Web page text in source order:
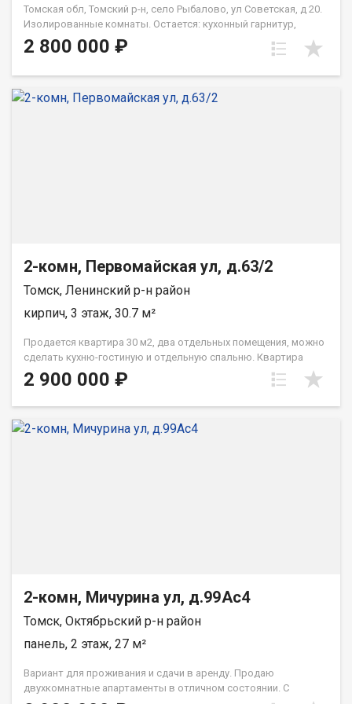
Томская обл, Томский р-н, село Рыбалово, ул Советская, д 20.
Изолированные комнаты. Остается: кухонный гарнитур,
электроплита, стол рабочий и обеденный 2 шкафа-купе,
диван, стенка горка, бойлер и система очистки воды.
2 800 000 ₽
2-комн, Первомайская ул, д.63/2
Томск, Ленинский р-н район
кирпич, 3 этаж, 30.7 м²
Продается квартира 30 м2, два отдельных помещения, можно
сделать кухню-гостиную и отдельную спальню. Квартира
частично требует ремонта. Звоните и приезжайте смотреть.
Рядом с объектом находятся:1 школа,2 детских сада,2
2 900 000 ₽
2-комн, Мичурина ул, д.99Ас4
Томск, Октябрьский р-н район
панель, 2 этаж, 27 м²
Вариант для проживания и сдачи в аренду. Продаю
двухкомнатные апартаменты в отличном состоянии. С